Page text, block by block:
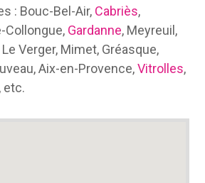
: Bouc-Bel-Air, Cabriès,
Collongue, Gardanne, Meyreuil,
Verger, Mimet, Gréasque,
Aix-en-Provence,Vitrolles,
etc.